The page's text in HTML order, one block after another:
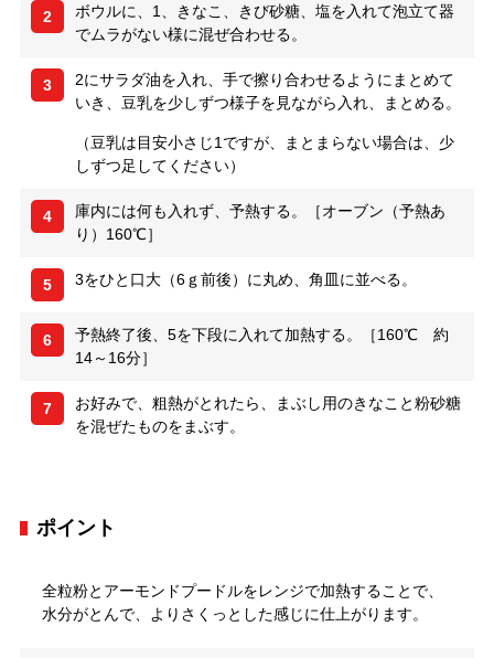
2
ボウルに、1、きなこ、きび砂糖、塩を入れて泡立て器
でムラがない様に混ぜ合わせる。
3
2にサラダ油を入れ、手で擦り合わせるようにまとめて
いき、豆乳を少しずつ様子を見ながら入れ、まとめる。
（豆乳は目安小さじ1ですが、まとまらない場合は、少
しずつ足してください）
4
庫内には何も入れず、予熱する。［オーブン（予熱あ
り）160℃］
5 3をひと口大（6ｇ前後）に丸め、角皿に並べる。
6
予熱終了後、5を下段に入れて加熱する。［160℃ 約
14～16分］
7
お好みで、粗熱がとれたら、まぶし用のきなこと粉砂糖
を混ぜたものをまぶす。
ポイント
全粒粉とアーモンドプードルをレンジで加熱することで、
水分がとんで、よりさくっとした感じに仕上がります。